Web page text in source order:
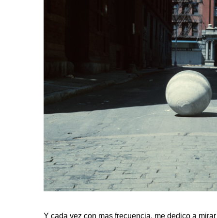
Y cada vez con mas frecuencia, me dedico a